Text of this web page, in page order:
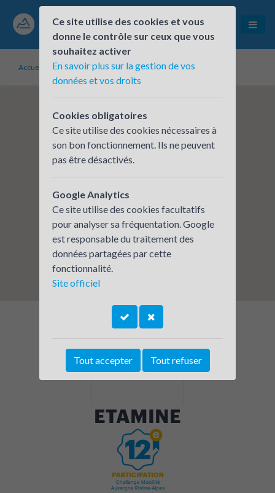
Accueil Établissements inscrits ETAMINE
ETAMINE
Ce site utilise des cookies et vous
donne le contrôle sur ceux que vous
souhaitez activer
En savoir plus sur la gestion de vos
données et vos droits
Cookies obligatoires
Ce site utilise des cookies nécessaires à
son bon fonctionnement. Ils ne peuvent
pas être désactivés.
Google Analytics
Ce site utilise des cookies facultatifs
pour analyser sa fréquentation. Google
est responsable du traitement des
données partagées par cette
fonctionnalité.
Site officiel
Tout accepter Tout refuser